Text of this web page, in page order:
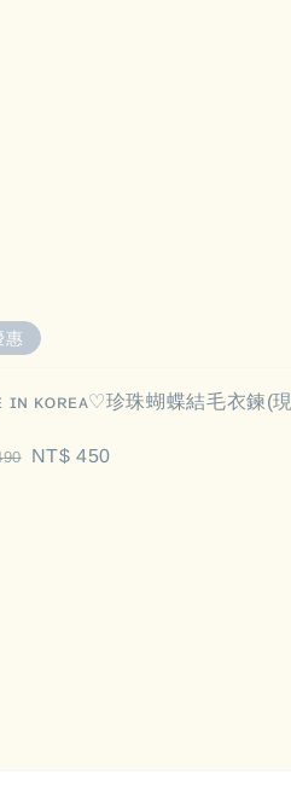
惠
ɪɴ ᴋᴏʀᴇᴀ‪♡珍珠蝴蝶結毛衣鍊(現
Sale
NT$ 450